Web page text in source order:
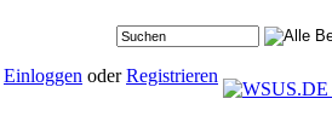
Einloggen oderRegistrieren